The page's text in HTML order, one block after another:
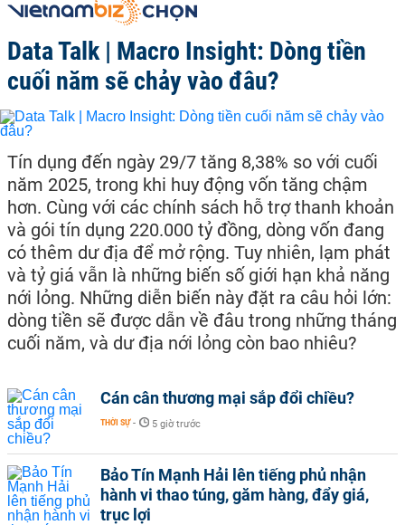
Data Talk | Macro Insight: Dòng tiền
cuối năm sẽ chảy vào đâu?
Tín dụng đến ngày 29/7 tăng 8,38% so với cuối
năm 2025, trong khi huy động vốn tăng chậm
hơn. Cùng với các chính sách hỗ trợ thanh khoản
và gói tín dụng 220.000 tỷ đồng, dòng vốn đang
có thêm dư địa để mở rộng. Tuy nhiên, lạm phát
và tỷ giá vẫn là những biến số giới hạn khả năng
nới lỏng. Những diễn biến này đặt ra câu hỏi lớn:
dòng tiền sẽ được dẫn về đâu trong những tháng
cuối năm, và dư địa nới lỏng còn bao nhiêu?
Cán cân thương mại sắp đổi chiều?
THỜI SỰ - 5 giờ trước
Bảo Tín Mạnh Hải lên tiếng phủ nhận
hành vi thao túng, găm hàng, đẩy giá,
trục lợi